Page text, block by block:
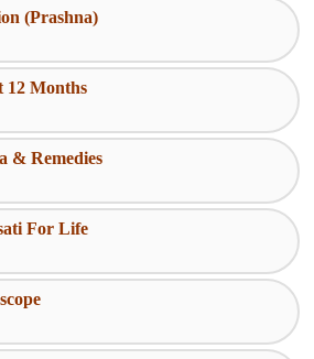
(Prashna)
12 Months
& Remedies
For Life